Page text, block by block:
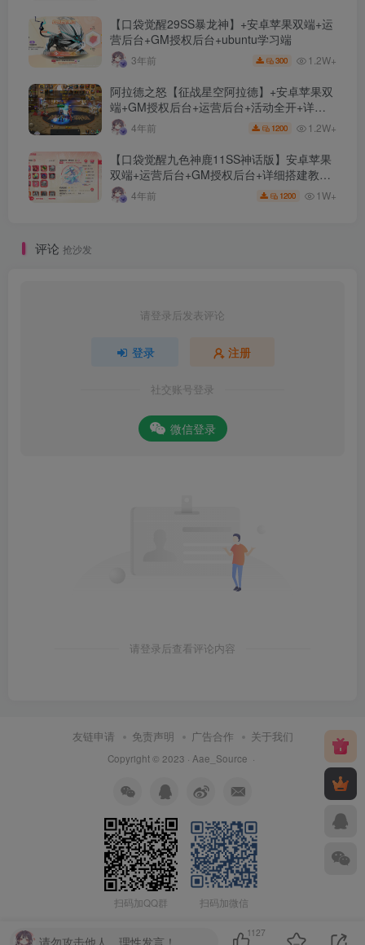
【口袋觉醒29SS暴龙神】+安卓苹果双端+运
营后台+GM授权后台+ubuntu学习端
3年前 300 1.2W+
阿拉德之怒【征战星空阿拉德】+安卓苹果双
端+GM授权后台+运营后台+活动全开+详细
教程 4年前 1200 1.2W+
【口袋觉醒九色神鹿11SS神话版】安卓苹果
双端+运营后台+GM授权后台+详细搭建教
程。 4年前 1200 1W+
评论 抢沙发
请登录后发表评论
登录 注册
社交账号登录
微信登录
请登录后查看评论内容
友链申请 免责声明 广告合作 关于我们
Copyright © 2023 · Aae_Source ·
扫码加QQ群 扫码加微信
请勿攻击他人，理性发言！
1127